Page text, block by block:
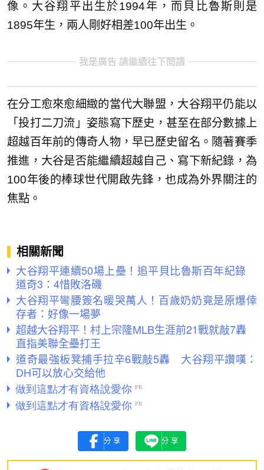
像。大谷翔平出生於1994年，而貝比魯斯則是
1895年生，兩人剛好相差100年出生。
我是廣告 請繼續往下閱讀
在分工愈來愈細緻的當代大聯盟，大谷翔平仍能以
「投打二刀流」姿態寫下歷史，甚至在部分數據上
超越百年前的傳奇人物，早已歷史留名。隨著賽季
推進，大谷是否能繼續超越自己、寫下新紀錄，為
100年後的棒球世代開啟先鋒，也成為外界關注的
焦點。
相關新聞
大谷翔平連續50場上壘！追平貝比魯斯百年紀錄
道奇3：4惜敗洛磯
大谷翔平彎腰簽名暖哭萬人！百歲奶奶竟是原爆倖
存者：好像一場夢
超越大谷翔平！村上宗隆MLB生涯前21戰就敲7轟
直指美聯全壘打王
道奇最強板凳捕手拉辛6戰敲5轟 大谷翔平讚嘆：
DH可以放心交給他
分享 分享